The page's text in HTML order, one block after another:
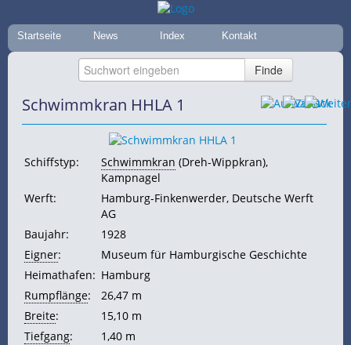
Startseite News Index Kontakt
Schwimmkran HHLA 1
Schiffstyp: Schwimmkran (Dreh-Wippkran),
Kampnagel
Werft:
Hamburg-Finkenwerder, Deutsche Werft
AG
Baujahr:
1928
Eigner:
Museum für Hamburgische Geschichte
Heimathafen: Hamburg
Rumpflänge:
26,47 m
Breite:
15,10 m
Tiefgang:
1,40 m